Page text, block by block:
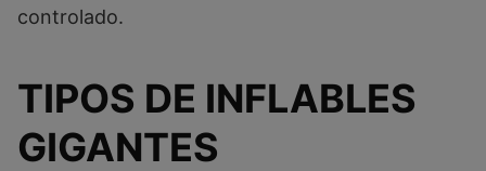
controlado.
TIPOS DE INFLABLES
GIGANTES